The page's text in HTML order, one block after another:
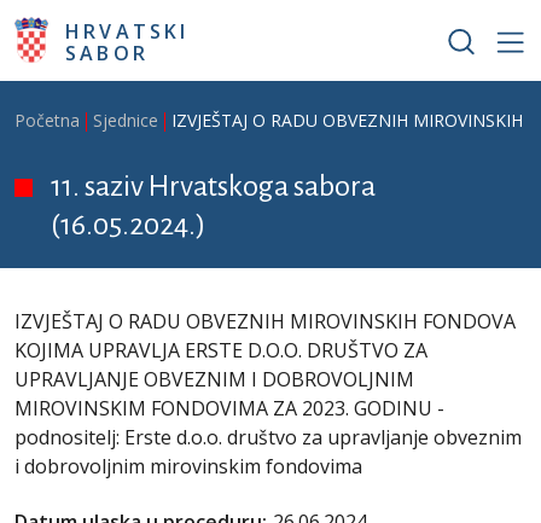
Skoči na glavni sadržaj
HRVATSKI
SABOR
Breadcrumb
Početna Sjednice IZVJEŠTAJ O RADU OBVEZNIH
11. saziv Hrvatskoga sabora
(16.05.2024.)
IZVJEŠTAJ O RADU OBVEZNIH MIROVINSKIH FONDOVA
KOJIMA UPRAVLJA ERSTE D.O.O. DRUŠTVO ZA
UPRAVLJANJE OBVEZNIM I DOBROVOLJNIM
MIROVINSKIM FONDOVIMA ZA 2023. GODINU -
podnositelj: Erste d.o.o. društvo za upravljanje obveznim
i dobrovoljnim mirovinskim fondovima